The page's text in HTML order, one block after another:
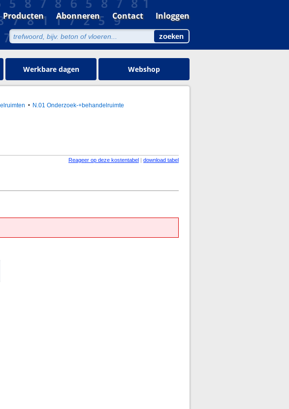
Producten Abonneren Contact Inloggen
Werkbare dagen Webshop
N.01 Onderzoek-+behandelruimte
Reageer op deze kostentabel | download tabel